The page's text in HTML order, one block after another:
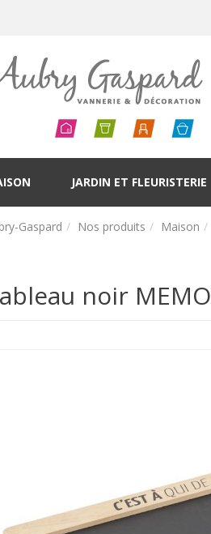
JARDIN ET FLEURISTERIE
Gaspard Nos produits Maison
noir MEMO